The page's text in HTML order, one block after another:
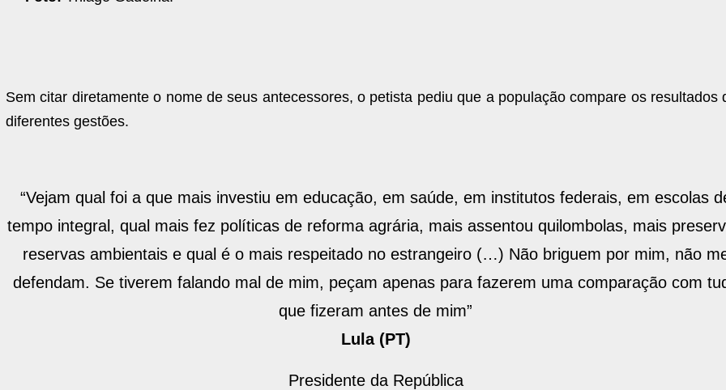
Sem citar diretamente o nome de seus antecessores, o petista pediu que a população compare os resultados
diferentes gestões.
“Vejam qual foi a que mais investiu em educação, em saúde, em institutos federais, em escolas
tempo integral, qual mais fez políticas de reforma agrária, mais assentou quilombolas, mais
reservas ambientais e qual é o mais respeitado no estrangeiro (…) Não briguem por mim, não
defendam. Se tiverem falando mal de mim, peçam apenas para fazerem uma comparação com
que fizeram antes de mim”
Lula (PT)
Presidente da República